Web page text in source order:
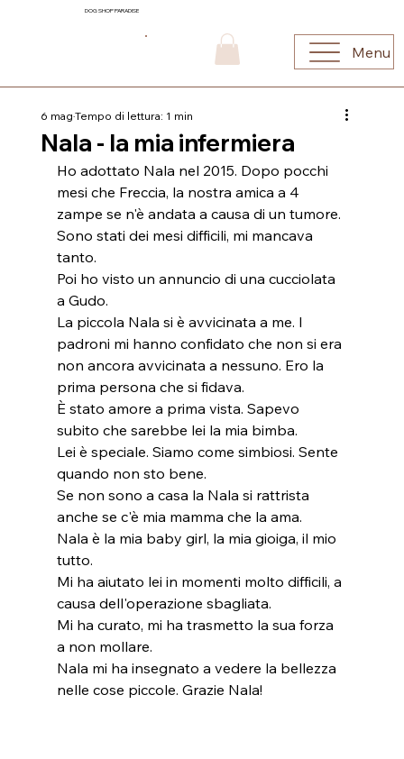
DOG SHOP PARADISE
Menu
Nala - la mia infermiera
6 magTempo di lettura: 1 min
Ho adottato Nala nel 2015. Dopo pocchi
mesi che Freccia, la nostra amica a 4
zampe se n'è andata a causa di un tumore.
Sono stati dei mesi difficili, mi mancava
tanto.
Poi ho visto un annuncio di una cucciolata
a Gudo.
La piccola Nala si è avvicinata a me. I
padroni mi hanno confidato che non si era
non ancora avvicinata a nessuno. Ero la
prima persona che si fidava.
È stato amore a prima vista. Sapevo
subito che sarebbe lei la mia bimba.
Lei è speciale. Siamo come simbiosi. Sente
quando non sto bene.
Se non sono a casa la Nala si rattrista
anche se c'è mia mamma che la ama.
Nala è la mia baby girl, la mia gioiga, il mio
tutto.
Mi ha aiutato lei in momenti molto difficili, a
causa dell'operazione sbagliata.
Mi ha curato, mi ha trasmetto la sua forza
a non mollare.
Nala mi ha insegnato a vedere la bellezza
nelle cose piccole. Grazie Nala!